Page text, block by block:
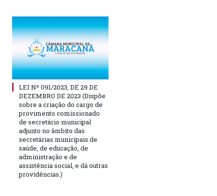
LEI Nº 091/2023, DE 29 DE
DEZEMBRO DE 2023 (Dispõe
sobre a criação do cargo de
provimento comissionado
de secretário municipal
adjunto no âmbito das
secretárias municipais de
saúde, de educação, de
administração e de
assistência social, e dá outras
providências.)